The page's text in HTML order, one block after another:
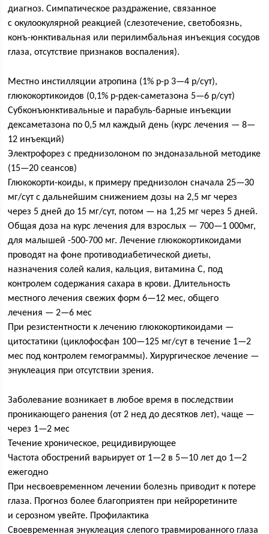
диагноз. Симпатическое раздражение, связанное
с окулоокулярной реакцией (слезотечение, светобоязнь,
конъ-юнктивальная или перилимбальная инъекция сосудов
глаза, отсутствие признаков воспаления).
Местно инстилляции атропина (1% р-р 3—4 р/сут),
глюкокортикоидов (0,1% р-рдек-саметазона 5—6 р/сут)
Субконъюнктивальные и парабуль-барные инъекции
дексаметазона по 0,5 мл каждый день (курс лечения — 8—
12 инъекций)
Электрофорез с преднизолоном по эндоназальной методике
(15—20 сеансов)
Глюкокорти-коиды, к примеру преднизолон сначала 25—30
мг/сут с дальнейшим снижением дозы на 2,5 мг через
через 5 дней до 15 мг/сут, потом — на 1,25 мг через 5 дней.
Общая доза на курс лечения для взрослых — 700—1 000мг,
для малышей -500-700 мг. Лечение глюкокортикоидами
проводят на фоне противодиабетической диеты,
назначения солей калия, кальция, витамина С, под
контролем содержания сахара в крови. Длительность
местного лечения свежих форм 6—12 мес, общего
лечения — 2—6 мес
При резистентности к лечению глюкокортикоидами —
цитостатики (циклофосфан 100—125 мг/сут в течение 1—2
мес под контролем гемограммы). Хирургическое лечение —
энуклеация при отсутствии зрения.
Заболевание возникает в любое время в последствии
проникающего ранения (от 2 нед до десятков лет), чаще —
через 1—2 мес
Течение хроническое, рецидивирующее
Частота обострений варьирует от 1—2 в 5—10 лет до 1—2
ежегодно
При несвоевременном лечении болезнь приводит к потере
глаза. Прогноз более благоприятен при нейроретините
и серозном увейте. Профилактика
Своевременная энуклеация слепого травмированного глаза